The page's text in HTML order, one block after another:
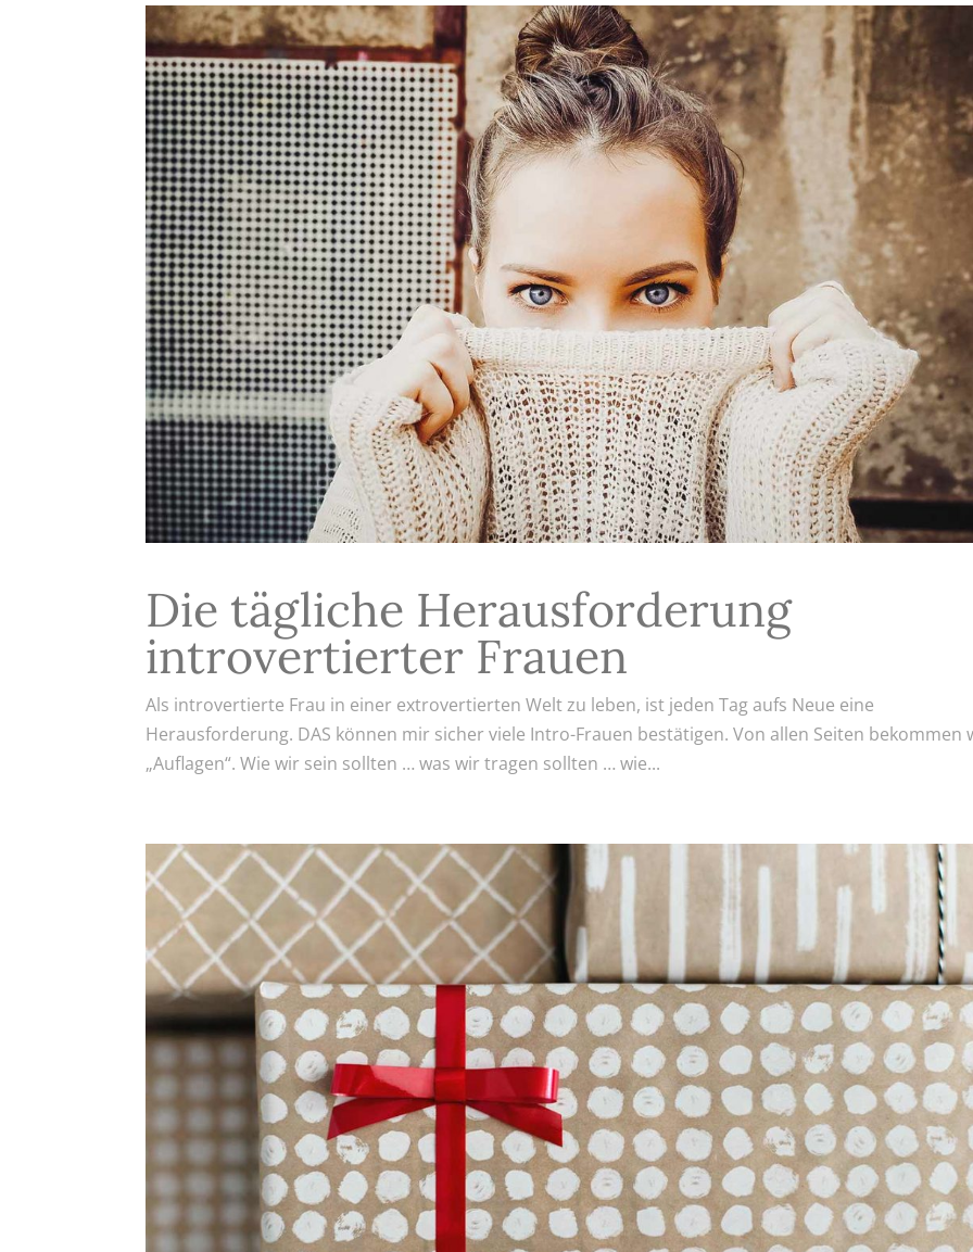
Die tägliche Herausforderung
introvertierter Frauen
Als introvertierte Frau in einer extrovertierten Welt zu leben, ist jeden Tag aufs Neue eine
Herausforderung. DAS können mir sicher viele Intro-Frauen bestätigen. Von allen Seiten bekommen
„Auflagen“. Wie wir sein sollten … was wir tragen sollten … wie...